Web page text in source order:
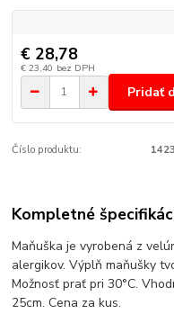
€ 28,78
€ 23,40 bez DPH
Pridať
Číslo produktu:
Kompletné
Maňuška je vyrobená z
alergikov. Výplň maňušky
Možnosť prať pri 30°C.
25cm. Cena za kus.